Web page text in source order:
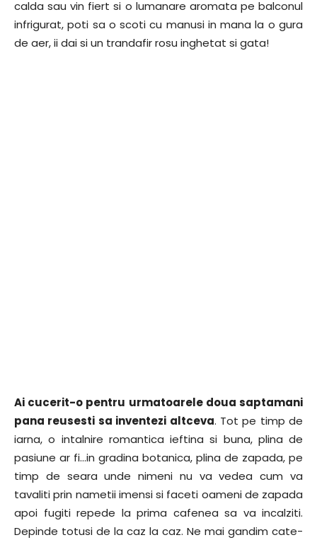
calda sau vin fiert si o lumanare aromata pe balconul
infrigurat, poti sa o scoti cu manusi in mana la o gura
de aer, ii dai si un trandafir rosu inghetat si gata!
Ai cucerit-o pentru urmatoarele doua saptamani
pana reusesti sa inventezi altceva. Tot pe timp de
iarna, o intalnire romantica ieftina si buna, plina de
pasiune ar fi…in gradina botanica, plina de zapada, pe
timp de seara unde nimeni nu va vedea cum va
tavaliti prin nametii imensi si faceti oameni de zapada
apoi fugiti repede la prima cafenea sa va incalziti.
Depinde totusi de la caz la caz. Ne mai gandim cate-